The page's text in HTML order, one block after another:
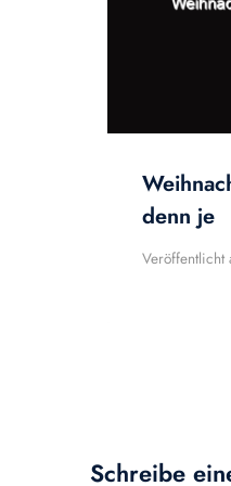
denn je
Veröffentlicht
Schreibe